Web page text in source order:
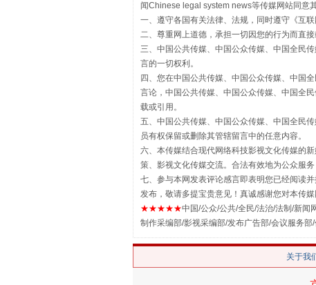
揭批美国五大"原罪"
解纷+调解+退费，一次搞定
闻Chinese legal system news等传媒网站同意
一、遵守各国有关法律、法规，同时遵守《互
二、尊重网上道德，承担一切因您的行为而直接
三、中国公共传媒、中国公众传媒、中国全民
言的一切权利。
四、您在中国公共传媒、中国公众传媒、中国
言论，中国公共传媒、中国公众传媒、中国全
载或引用。
五、中国公共传媒、中国公众传媒、中国全民
员有权保留或删除其管辖留言中的任意内容。
六、本传媒结合现代网络科技影视文化传媒的
策、影视文化传媒交流。合法有效地为公众服务
七、参与本网发表评论感言即表明您已经阅读
发布，敬请多提宝贵意见！真诚感谢您对本传
★★★★★中国/公众/公共/全民/法治/法制/新
制作采编部/影视采编部/发布广告部/会议服务部/
关于我